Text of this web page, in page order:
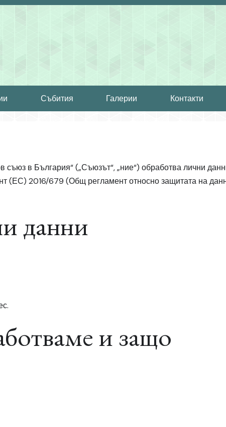
Събития Галерии Контакти
в България“ („Съюзът“, „ние“) обработва лични
(ЕС) 2016/679 (Общ регламент относно защитата на
данни
и защо